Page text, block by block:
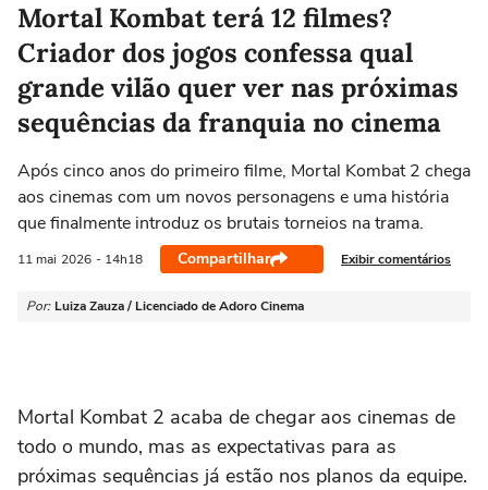
Mortal Kombat terá 12 filmes?
Criador dos jogos confessa qual
grande vilão quer ver nas próximas
sequências da franquia no cinema
Após cinco anos do primeiro filme, Mortal Kombat 2 chega
aos cinemas com um novos personagens e uma história
que finalmente introduz os brutais torneios na trama.
11 mai 2026 - 14h18 Compartilhar Exibir comentários
Por: Luiza Zauza / Licenciado de Adoro Cinema
Mortal Kombat 2 acaba de chegar aos cinemas de
todo o mundo, mas as expectativas para as
próximas sequências já estão nos planos da equipe.